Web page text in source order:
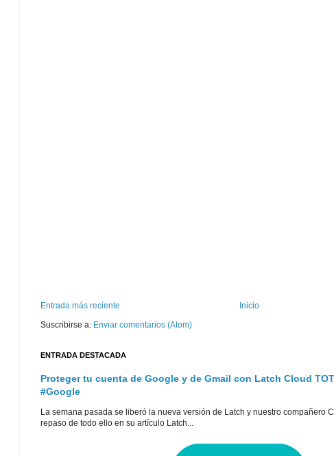
Entrada más reciente
Inicio
Suscribirse a: Enviar comentarios (Atom)
ENTRADA DESTACADA
Proteger tu cuenta de Google y de Gmail con Latch Cloud
#Google
La semana pasada se liberó la nueva versión de Latch y nuestro compañero
repaso de todo ello en su artículo Latch...